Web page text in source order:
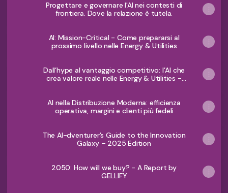
Progettare e governare l'AI nei contesti di
frontiera. Dove la relazione è tutela.
AI: Mission-Critical - Come prepararsi al
prossimo livello nelle Energy & Utilities
Dall’hype al vantaggio competitivo: l’AI che
crea valore reale nelle Energy & Utilities -
AI nella Distribuzione Moderna: efficienza
operativa, margini e clienti più fedeli
The AI-dventurer’s Guide to the Innovation
Galaxy – 2025 Edition
2050: How will we buy? - A Report by
GELLIFY